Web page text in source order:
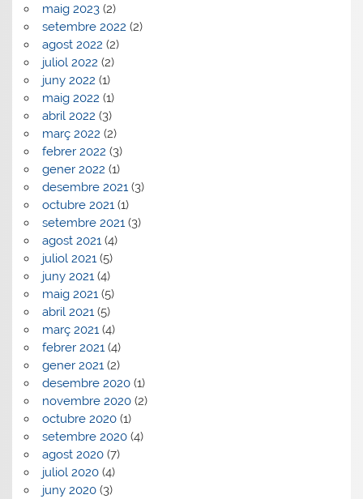
maig 2023(2)
setembre 2022 (2)
agost 2022 (2)
juliol 2022 (2)
juny 2022 (1)
maig 2022 (1)
abril 2022 (3)
març 2022 (2)
febrer 2022 (3)
gener 2022 (1)
desembre 2021(3)
octubre 2021(1)
setembre 2021(3)
agost 2021(4)
juliol 2021(5)
juny 2021(4)
maig 2021(5)
abril 2021(5)
març 2021(4)
febrer 2021(4)
gener 2021(2)
desembre 2020(1)
novembre 2020(2)
octubre 2020(1)
setembre 2020(4)
agost 2020(7)
juliol 2020(4)
juny 2020(3)